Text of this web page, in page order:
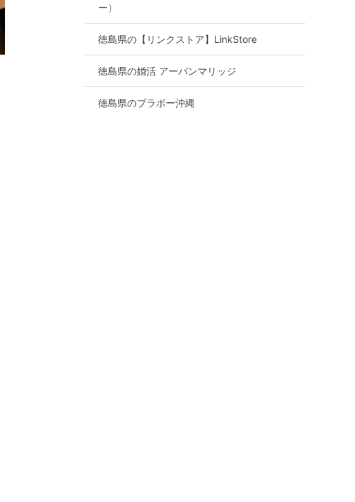
ー）
徳島県の【リンクストア】LinkStore
徳島県の婚活 アーバンマリッジ
徳島県のブラボー沖縄